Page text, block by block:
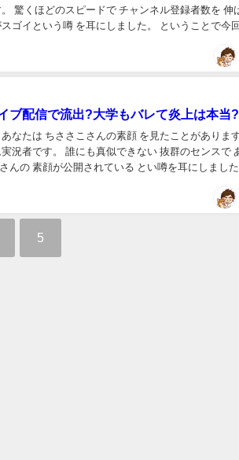
してい
ブ配信で流出?大学もバレて炎上は本当?
抜群のセンスで あつ森の
5